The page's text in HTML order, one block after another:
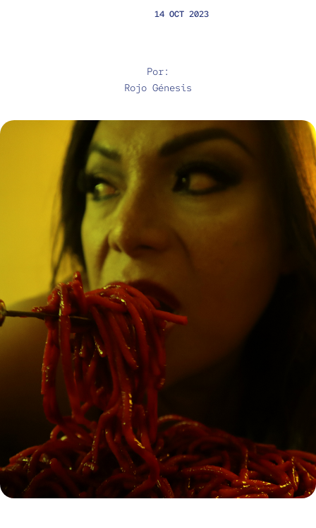
14 OCT 2023
Por:
Rojo Génesis